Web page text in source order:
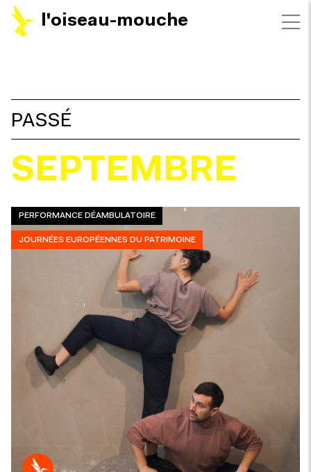
l'oiseau-mouche
FILTRES
PASSÉ
SEPTEMBRE
PERFORMANCE DÉAMBULATOIRE
JOURNÉES EUROPÉENNES DU PATRIMOINE